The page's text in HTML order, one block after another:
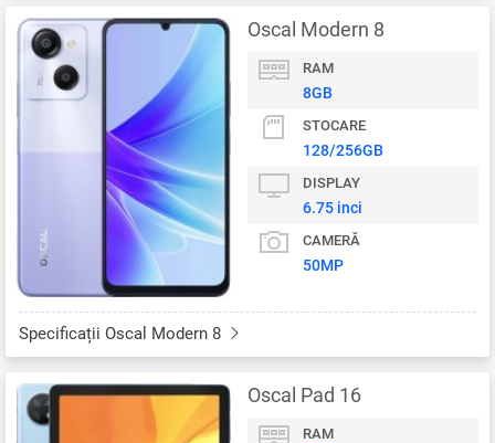
Oscal Modern 8
RAM
8GB
STOCARE
128/256GB
DISPLAY
6.75 inci
CAMERĂ
50MP
Specificații Oscal Modern 8
Oscal Pad 16
RAM